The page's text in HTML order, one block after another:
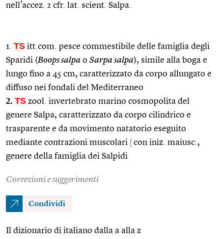
nell’accez. 2 cfr. lat. scient. Salpa.
1. TS itt.com. pesce commestibile delle famiglia degli
Sparidi (Boops salpa o Sarpa salpa), simile alla boga e
lungo fino a 45 cm, caratterizzato da corpo allungato e
diffuso nei fondali del Mediterraneo
2. TS zool. invertebrato marino cosmopolita del
genere Salpa, caratterizzato da corpo cilindrico e
trasparente e da movimento natatorio eseguito
mediante contrazioni muscolari
con iniz. maiusc.,
genere della famiglia dei Salpidi
Correzioni e suggerimenti
Condividi
Il dizionario di italiano dalla a alla z